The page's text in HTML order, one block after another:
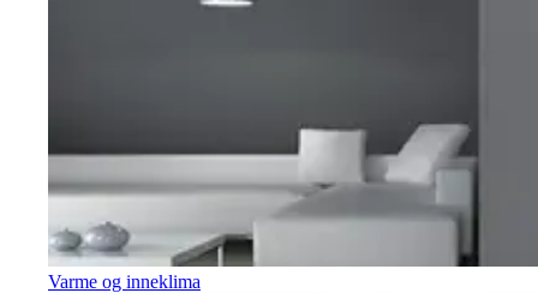
Varme og inneklima